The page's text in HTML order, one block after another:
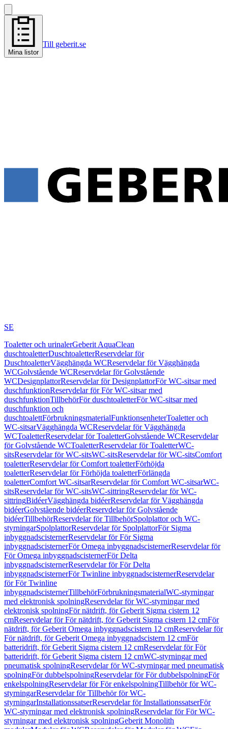
Mina listor
Till geberit.se
SE
Toaletter och urinalerGeberit AquaClean
duschtoaletterDuschtoaletterReservdelar för
DuschtoaletterVägghängda WCReservdelar för Vägghängda
WCGolvstående WCReservdelar för Golvstående
WCDesignplattorReservdelar för DesignplattorFör WC-sitsar med
duschfunktionReservdelar för För WC-sitsar med
duschfunktionTillbehörFör duschtoaletterFör WC-sitsar med
duschfunktion och
duschtoalettFörbrukningsmaterialFunktionsenheterToaletter och
WC-sitsarVägghängda WCReservdelar för Vägghängda
WCToaletterReservdelar för ToaletterGolvstående WCReservdelar
för Golvstående WCToaletterReservdelar för ToaletterWC-
sitsReservdelar för WC-sitsWC-sitsReservdelar för WC-sitsComfort
toaletterReservdelar för Comfort toaletterFörhöjda
toaletterReservdelar för Förhöjda toaletterFörlängda
toaletterComfort WC-sitsarReservdelar för Comfort WC-sitsarWC-
sitsReservdelar för WC-sitsWC-sittringReservdelar för WC-
sittringBidéerVägghängda bidéerReservdelar för Vägghängda
bidéerGolvstående bidéerReservdelar för Golvstående
bidéerTillbehörReservdelar för TillbehörSpolplattor och WC-
styrningarSpolplattorReservdelar för SpolplattorFör Sigma
inbyggnadscisternerReservdelar för För Sigma
inbyggnadscisternerFör Omega inbyggnadscisternerReservdelar för
För Omega inbyggnadscisternerFör Delta
inbyggnadscisternerReservdelar för För Delta
inbyggnadscisternerFör Twinline inbyggnadscisternerReservdelar
för För Twinline
inbyggnadscisternerTillbehörFörbrukningsmaterialWC-styrningar
med elektronisk spolningReservdelar för WC-styrningar med
elektronisk spolningFör nätdrift, för Geberit Sigma cistern 12
cmReservdelar för För nätdrift, för Geberit Sigma cistern 12 cmFör
nätdrift, för Geberit Omega inbyggnadscistern 12 cmReservdelar för
För nätdrift, för Geberit Omega inbyggnadscistern 12 cmFör
batteridrift, för Geberit Sigma cistern 12 cmReservdelar för För
batteridrift, för Geberit Sigma cistern 12 cmWC-styrningar med
pneumatisk spolningReservdelar för WC-styrningar med pneumatisk
spolningFör dubbelspolningReservdelar för För dubbelspolningFör
enkelspolningReservdelar för För enkelspolningTillbehör för WC-
styrningarReservdelar för Tillbehör för WC-
styrningarInstallationssatserReservdelar för InstallationssatserFör
WC-styrningar med elektronisk spolningReservdelar för För WC-
styrningar med elektronisk spolningGeberit Monolith